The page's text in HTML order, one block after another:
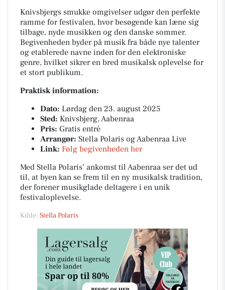
Knivsbjergs smukke omgivelser udgør den perfekte
ramme for festivalen, hvor besøgende kan læne sig
tilbage, nyde musikken og den danske sommer.
Begivenheden byder på musik fra både nye talenter
og etablerede navne inden for den elektroniske
genre, hvilket sikrer en bred musikalsk oplevelse for
et stort publikum.
Praktisk information:
Dato: Lørdag den 23. august 2025
Sted: Knivsbjerg, Aabenraa
Pris: Gratis entré
Arrangør: Stella Polaris og Aabenraa Live
Link: Følg begivenheden her
Med Stella Polaris’ ankomst til Aabenraa ser det ud
til, at byen kan se frem til en ny musikalsk tradition,
der forener musikglade deltagere i en unik
festivaloplevelse.
Kilde: Stella Polaris